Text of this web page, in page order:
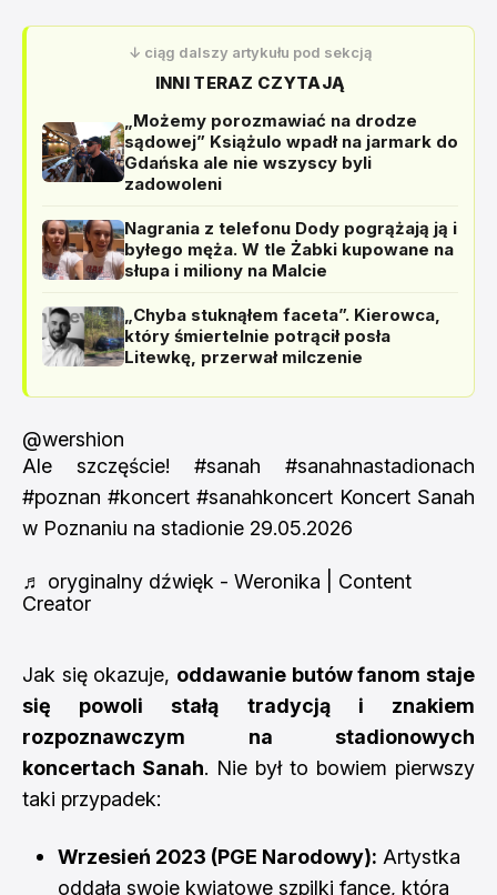
↓ ciąg dalszy artykułu pod sekcją
INNI TERAZ CZYTAJĄ
„Możemy porozmawiać na drodze
sądowej” Książulo wpadł na jarmark do
Gdańska ale nie wszyscy byli
zadowoleni
Nagrania z telefonu Dody pogrążają ją i
byłego męża. W tle Żabki kupowane na
słupa i miliony na Malcie
„Chyba stuknąłem faceta”. Kierowca,
który śmiertelnie potrącił posła
Litewkę, przerwał milczenie
@wershion
Ale szczęście! #sanah
#sanahnastadionach
#poznan #koncert #sanahkoncert Koncert Sanah
w Poznaniu na stadionie 29.05.2026
♬ oryginalny dźwięk - Weronika | Content
Creator
Jak się okazuje, oddawanie butów fanom staje
się powoli stałą tradycją i znakiem
rozpoznawczym na stadionowych
koncertach Sanah. Nie był to bowiem pierwszy
taki przypadek:
Wrzesień 2023 (PGE Narodowy): Artystka
oddała swoje kwiatowe szpilki fance, która